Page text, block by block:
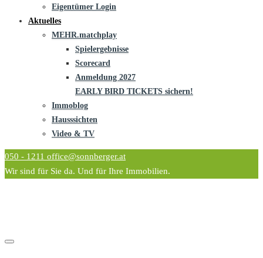
Eigentümer Login
Aktuelles
MEHR.matchplay
Spielergebnisse
Scorecard
Anmeldung 2027
EARLY BIRD TICKETS sichern!
Immoblog
Hausssichten
Video & TV
050 - 1211 office@sonnberger.at
Wir sind für Sie da. Und für Ihre Immobilien.